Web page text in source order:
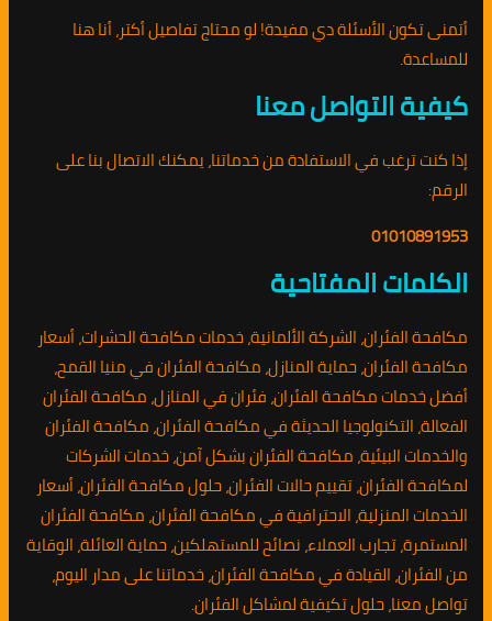
أتمنى تكون الأسئلة دي مفيدة! لو محتاج تفاصيل أكتر، أنا هنا
للمساعدة.
كيفية التواصل معنا
إذا كنت ترغب في الاستفادة من خدماتنا، يمكنك الاتصال بنا على
الرقم:
01010891953
الكلمات المفتاحية
مكافحة الفئران، الشركة الألمانية، خدمات مكافحة الحشرات، أسعار
مكافحة الفئران، حماية المنازل، مكافحة الفئران في منيا القمح،
أفضل خدمات مكافحة الفئران، فئران في المنازل، مكافحة الفئران
الفعالة، التكنولوجيا الحديثة في مكافحة الفئران، مكافحة الفئران
والخدمات البيئية، مكافحة الفئران بشكل آمن، خدمات الشركات
لمكافحة الفئران، تقييم حالات الفئران، حلول مكافحة الفئران، أسعار
الخدمات المنزلية، الاحترافية في مكافحة الفئران، مكافحة الفئران
المستمرة، تجارب العملاء، نصائح للمستهلكين، حماية العائلة، الوقاية
من الفئران، القيادة في مكافحة الفئران، خدماتنا على مدار اليوم،
تواصل معنا، حلول تكيفية لمشاكل الفئران.